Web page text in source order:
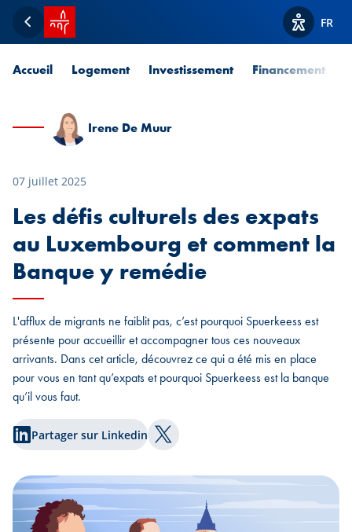
Retour
Accueil SPUERKEESS
Afficher
FR
Accueil Logement Investissement Financement
Irene De Muur
07 juillet 2025
Les défis culturels des expats
au Luxembourg et comment la
Banque y remédie
L'afflux de migrants ne faiblit pas, c’est pourquoi Spuerkeess est
présente pour accueillir et accompagner tous ces nouveaux
arrivants. Dans cet article, découvrez ce qui a été mis en place
pour vous en tant qu’expats et pourquoi Spuerkeess est la banque
qu’il vous faut.
Partager sur Linkedin Partager sur Twitter